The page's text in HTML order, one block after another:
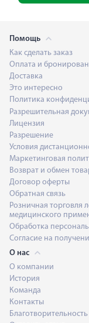
Помощь
Как сделать заказ
Оплата и
Доставка
Это интересно
Политика
Разрешительная
Лицензия
Разрешение
Условия
Маркетинговая
Возврат и обмен
Договор оферты
Обратная связь
Розничная торговля
медицинского
Обработка
Согласие на
О нас
О компании
История
Команда
Контакты
Благотворительность